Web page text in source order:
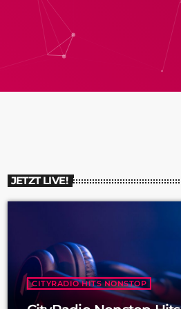
JETZT LIVE!
CITYRADIO HITS NONSTOP